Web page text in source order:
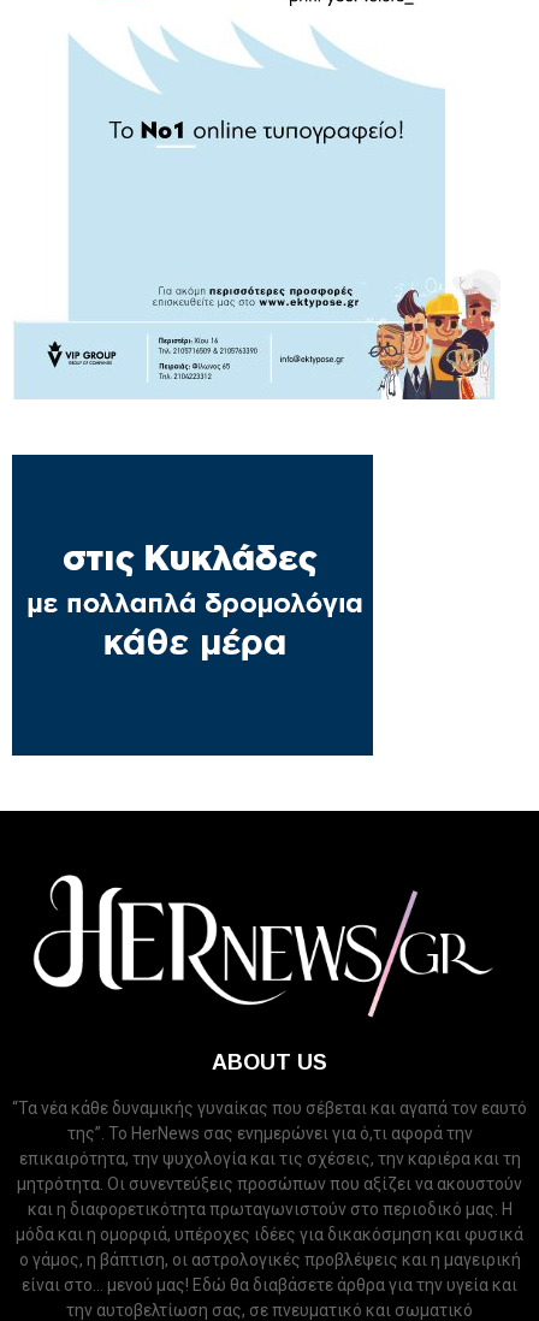
ABOUT US
“Τα νέα κάθε δυναμικής γυναίκας που σέβεται και αγαπά τον εαυτό
της”. Το HerNews σας ενημερώνει για ό,τι αφορά την
επικαιρότητα, την ψυχολογία και τις σχέσεις, την καριέρα και τη
μητρότητα. Οι συνεντεύξεις προσώπων που αξίζει να ακουστούν
και η διαφορετικότητα πρωταγωνιστούν στο περιοδικό μας. Η
μόδα και η ομορφιά, υπέροχες ιδέες για δικακόσμηση και φυσικά
ο γάμος, η βάπτιση, οι αστρολογικές προβλέψεις και η μαγειρική
είναι στο... μενού μας! Εδώ θα διαβάσετε άρθρα για την υγεία και
την αυτοβελτίωση σας, σε πνευματικό και σωματικό